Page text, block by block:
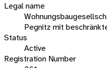
Legal name
Pegnitz mit
Status
Active
Registration Number